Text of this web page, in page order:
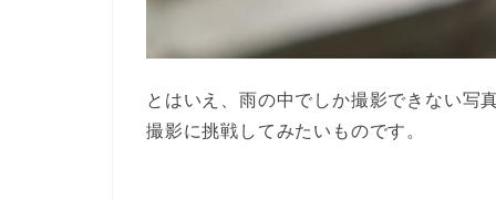
とはいえ、雨の中でしか撮影できない写
撮影に挑戦してみたいものです。